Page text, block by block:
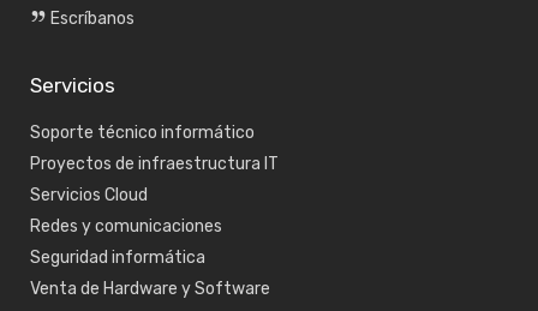
Escríbanos
Servicios
Soporte técnico informático
Proyectos de infraestructura IT
Servicios Cloud
Redes y comunicaciones
Seguridad informática
Venta de Hardware y Software